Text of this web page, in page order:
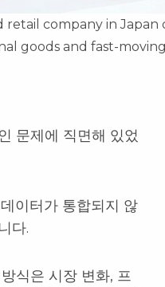
retail company in
goods and fast-
문제에 직면해 있었
이터가 통합되지 않
다.
식은 시장 변화, 프